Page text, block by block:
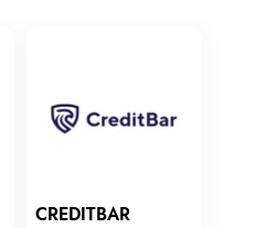
CREDITBAR